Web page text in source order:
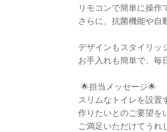
リモコンで簡単に操作
さらに、抗菌機能や自
デザインもスタイリッ
お手入れも簡単で、毎
🌟担当メッセージ🌟
スリムなトイレを設置
作りたいとのご要望を
ご満足いただけてうれ